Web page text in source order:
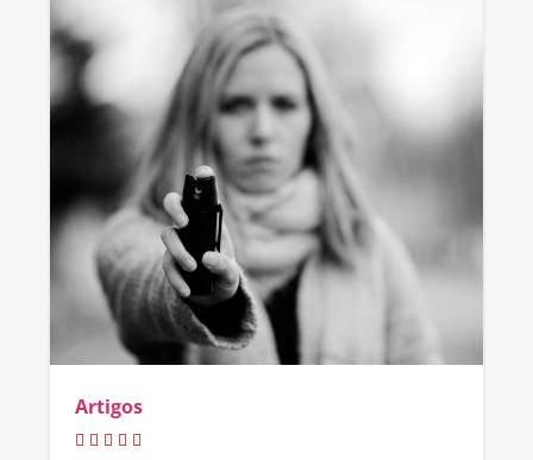
Artigos